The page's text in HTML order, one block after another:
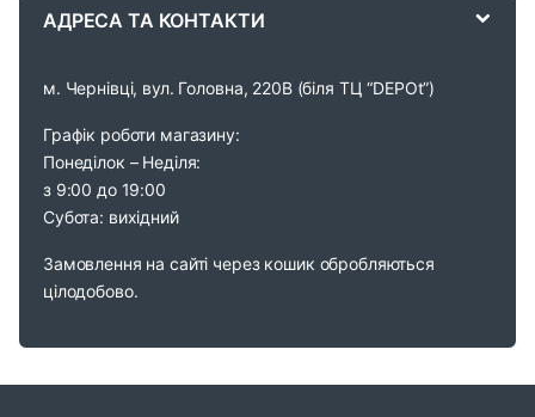
АДРЕСА ТА КОНТАКТИ
м. Чернівці, вул. Головна, 220В (біля ТЦ “DEPOt”)
Графік роботи магазину:
Понеділок – Неділя:
з 9:00 до 19:00
Субота: вихідний
Замовлення на сайті через кошик обробляються
цілодобово.